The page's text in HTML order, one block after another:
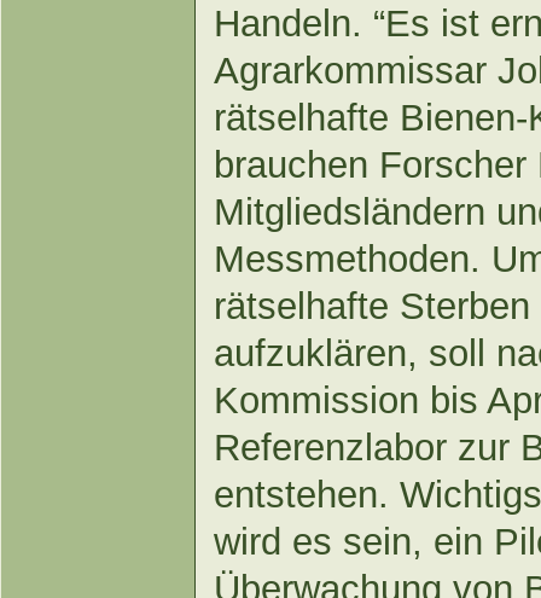
Handeln. “Es ist
Agrarkommissar
rätselhafte
brauchen
Mitgliedsländern
Messmethoden.
rätselhafte
aufzuklären, soll
Kommission bis
Referenzlabor zur
entstehen.
wird es sein, ein
Überwachung von